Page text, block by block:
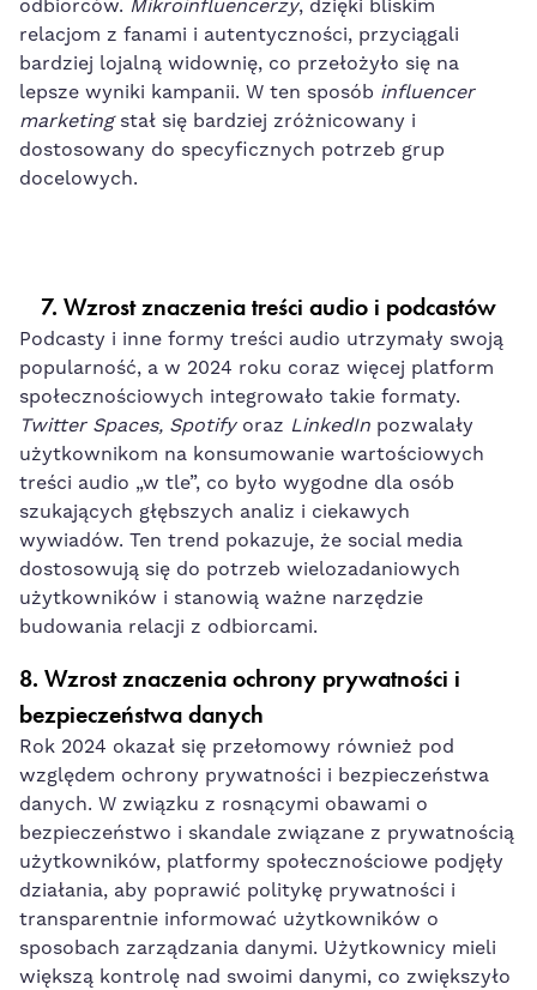
odbiorców. Mikroinfluencerzy, dzięki bliskim
relacjom z fanami i autentyczności, przyciągali
bardziej lojalną widownię, co przełożyło się na
lepsze wyniki kampanii. W ten sposób influencer
marketingstał się bardziej zróżnicowany i
dostosowany do specyficznych potrzeb grup
docelowych.
7. Wzrost znaczenia treści audio i podcastów
Podcasty i inne formy treści audio utrzymały swoją
popularność, a w 2024 roku coraz więcej platform
społecznościowych integrowało takie formaty.
Twitter Spaces, Spotifyoraz LinkedIn pozwalały
użytkownikom na konsumowanie wartościowych
treści audio „w tle”, co było wygodne dla osób
szukających głębszych analiz i ciekawych
wywiadów. Ten trend pokazuje, że social media
dostosowują się do potrzeb wielozadaniowych
użytkowników i stanowią ważne narzędzie
budowania relacji z odbiorcami.
8. Wzrost znaczenia ochrony prywatności i
bezpieczeństwa danych
Rok 2024 okazał się przełomowy również pod
względem ochrony prywatności i bezpieczeństwa
danych. W związku z rosnącymi obawami o
bezpieczeństwo i skandale związane z prywatnością
użytkowników, platformy społecznościowe podjęły
działania, aby poprawić politykę prywatności i
transparentnie informować użytkowników o
sposobach zarządzania danymi. Użytkownicy mieli
większą kontrolę nad swoimi danymi, co zwiększyło